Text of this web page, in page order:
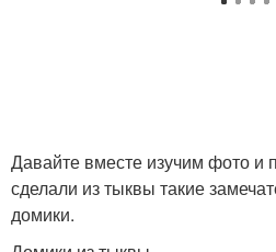
Давайте вместе изучим фото и
сделали из тыквы такие
домики.